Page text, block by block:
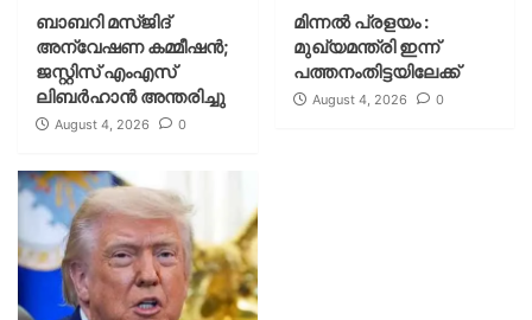
ബാബറി മസ്ജിദ്
അന്വേഷണ കമ്മീഷന്‍;
ജസ്റ്റിസ് എംഎസ്
ലിബര്‍ഹാന്‍ അന്തരിച്ചു
August 4, 2026 0
മിന്നല്‍ പ്രളയം :
മുഖ്യമന്ത്രി ഇന്ന്
പത്തനംതിട്ടയിലേക്ക്
August 4, 2026 0